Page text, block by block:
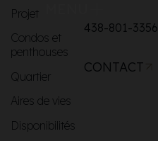
Projet
Condos et
penthouses
Quartier
Aires de vies
Disponibilités
438-801-3356
CONTACT